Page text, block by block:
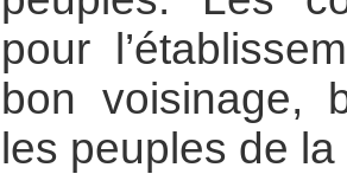
pour
bon voisinage,
les peuples de